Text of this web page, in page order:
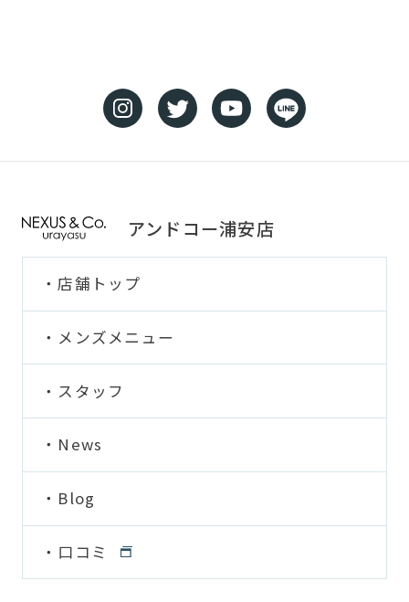
アンドコー浦安店
店舗トップ
メンズメニュー
スタッフ
News
Blog
口コミ